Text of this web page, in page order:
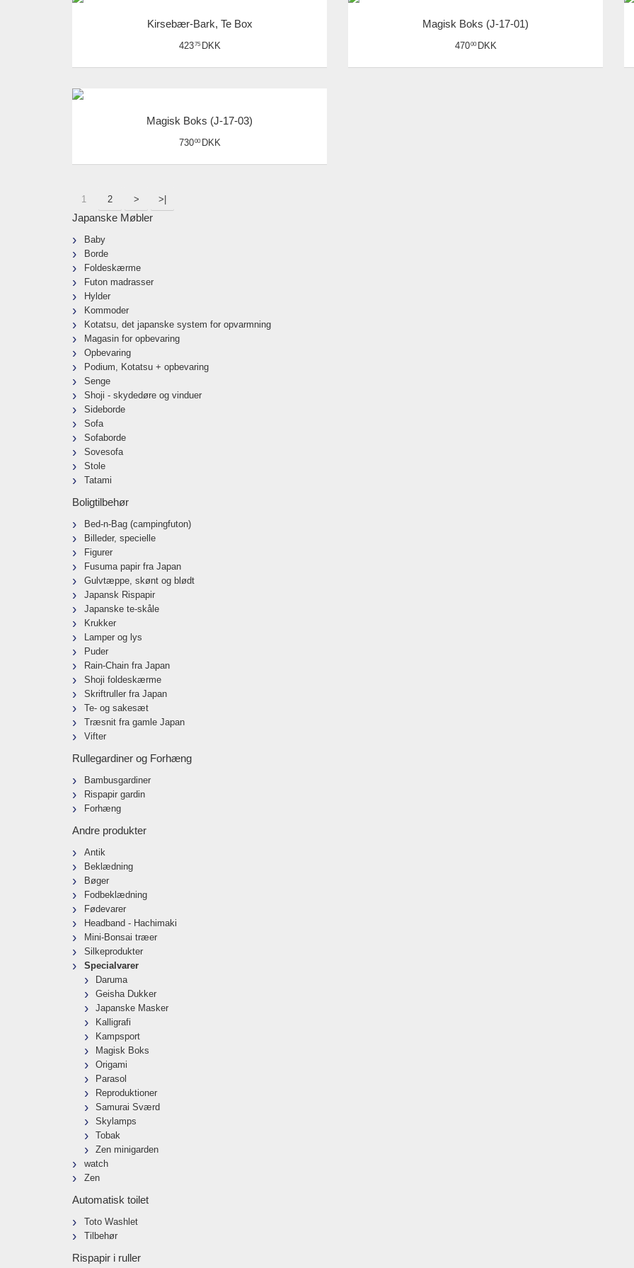
Kirsebær-Bark, Te Box
42375 DKK
Magisk Boks (J-17-01)
47000 DKK
Magisk Boks (J-17-03)
73000 DKK
1 2 > >|
Japanske Møbler
Baby
Borde
Foldeskærme
Futon madrasser
Hylder
Kommoder
Kotatsu, det japanske system for opvarmning
Magasin for opbevaring
Opbevaring
Podium, Kotatsu + opbevaring
Senge
Shoji - skydedøre og vinduer
Sideborde
Sofa
Sofaborde
Sovesofa
Stole
Tatami
Boligtilbehør
Bed-n-Bag (campingfuton)
Billeder, specielle
Figurer
Fusuma papir fra Japan
Gulvtæppe, skønt og blødt
Japansk Rispapir
Japanske te-skåle
Krukker
Lamper og lys
Puder
Rain-Chain fra Japan
Shoji foldeskærme
Skriftruller fra Japan
Te- og sakesæt
Træsnit fra gamle Japan
Vifter
Rullegardiner og Forhæng
Bambusgardiner
Rispapir gardin
Forhæng
Andre produkter
Antik
Beklædning
Bøger
Fodbeklædning
Fødevarer
Headband - Hachimaki
Mini-Bonsai træer
Silkeprodukter
Specialvarer
Daruma
Geisha Dukker
Japanske Masker
Kalligrafi
Kampsport
Magisk Boks
Origami
Parasol
Reproduktioner
Samurai Sværd
Skylamps
Tobak
Zen minigarden
watch
Zen
Automatisk toilet
Toto Washlet
Tilbehør
Rispapir i ruller